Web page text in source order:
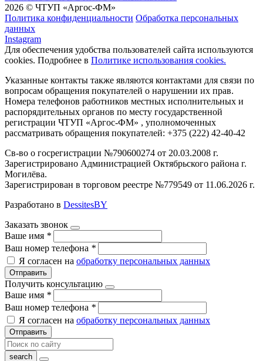
2026 © ЧТУП «Аргос-ФМ»
Политика конфиденциальности Обработка персональных
данных
Instagram
Для обеспечения удобства пользователей сайта используются
cookies. Подробнее в Политике использования cookies.
Указанные контакты также являются контактами для связи по
вопросам обращения покупателей о нарушении их прав.
Номера телефонов работников местных исполнительных и
распорядительных органов по месту государственной
регистрации ЧТУП «Аргос-ФМ» , уполномоченных
рассматривать обращения покупателей: +375 (222) 42-40-42
Св-во о госрегистрации №790600274 от 20.03.2008 г.
Зарегистрировано Администрацией Октябрьского района г.
Могилёва.
Зарегистрирован в торговом реестре №779549 от 11.06.2026 г.
Разработано в DessitesBY
Заказать звонок
Ваше имя *
Ваш номер телефона *
Я согласен на обработку персональных данных
Отправить
Получить консультацию
Ваше имя *
Ваш номер телефона *
Я согласен на обработку персональных данных
Отправить